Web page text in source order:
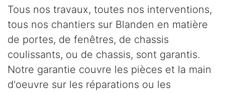
Tous nos travaux, toutes nos interventions,
tous nos chantiers sur Blanden en matière
de portes, de fenêtres, de chassis
coulissants, ou de chassis, sont garantis.
Notre garantie couvre les pièces et la main
d'oeuvre sur les réparations ou les